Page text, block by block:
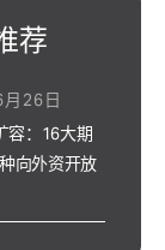
荐
容：16大期
向外资开放
26日